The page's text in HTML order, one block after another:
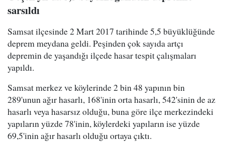
sarsıldı
Samsat ilçesinde 2 Mart 2017 tarihinde 5,5 büyüklüğünde
deprem meydana geldi. Peşinden çok sayıda artçı
depremin de yaşandığı ilçede hasar tespit çalışmaları
yapıldı.
Samsat merkez ve köylerinde 2 bin 48 yapının bin
289'unun ağır hasarlı, 168'inin orta hasarlı, 542'sinin de az
hasarlı veya hasarsız olduğu, buna göre ilçe merkezindeki
yapıların yüzde 78'inin, köylerdeki yapıların ise yüzde
69,5'inin ağır hasarlı olduğu ortaya çıktı.